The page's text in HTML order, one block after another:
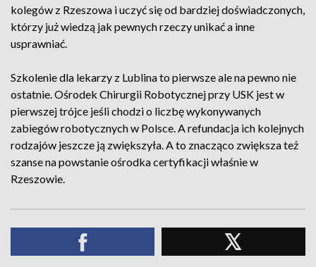
kolegów z Rzeszowa i uczyć się od bardziej doświadczonych,
którzy już wiedzą jak pewnych rzeczy unikać a inne
usprawniać.
Szkolenie dla lekarzy z Lublina to pierwsze ale na pewno nie
ostatnie. Ośrodek Chirurgii Robotycznej przy USK jest w
pierwszej trójce jeśli chodzi o liczbę wykonywanych
zabiegów robotycznych w Polsce. A refundacja ich kolejnych
rodzajów jeszcze ją zwiększyła. A to znacząco zwiększa też
szanse na powstanie ośrodka certyfikacji właśnie w
Rzeszowie.